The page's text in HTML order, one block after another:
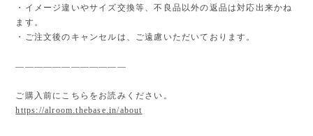
・イメージ違いやサイズ交換等、不良品以外の返品は対応出来かね
ます。
・ご注文後のキャンセルは、ご遠慮いただいております。
————————————
ご購入前にこちらをお読みください。
https://alroom.thebase.in/about